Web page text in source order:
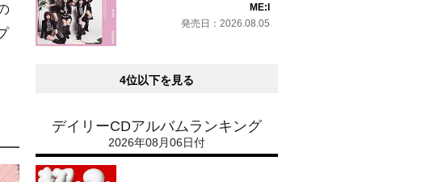
ME:I
発売日：2026.08.05
4位以下を見る
デイリーCDアルバムランキング
2026年08月06日付